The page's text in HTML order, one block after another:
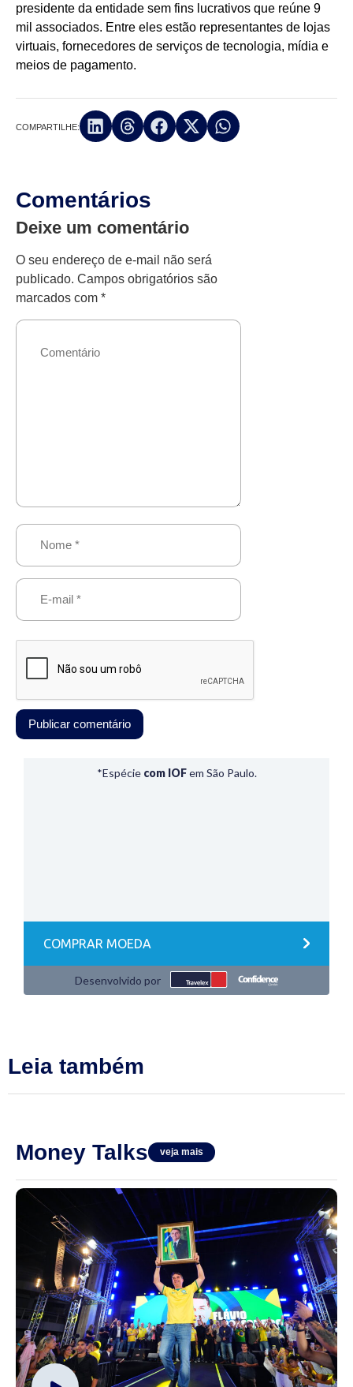
presidente da entidade sem fins lucrativos que reúne 9
mil associados. Entre eles estão representantes de lojas
virtuais, fornecedores de serviços de tecnologia, mídia e
meios de pagamento.
COMPARTILHE:
Comentários
Deixe um comentário
O seu endereço de e-mail não será
publicado. Campos obrigatórios são
marcados com *
Leia também
Money Talks veja mais